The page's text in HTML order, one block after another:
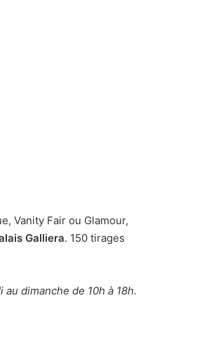
Vanity Fair ou Glamour,
Galliera. 150 tirages
dimanche de 10h à 18h.